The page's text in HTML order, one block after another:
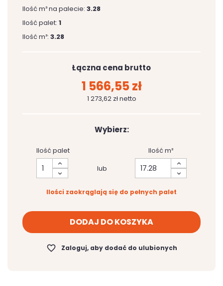
Ilość m³ na palecie: 3.28
Ilość palet: 1
Ilość m³: 3.28
Łączna cena brutto
1 566,55 zł
1 273,62 zł netto
Wybierz:
Ilość palet
lub
Ilość m²
Ilości zaokrąglają się do pełnych palet
DODAJ DO KOSZYKA
favorite_border Zaloguj, aby dodać do ulubionych